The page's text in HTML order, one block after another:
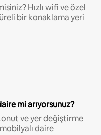
Hızlı wifi ve özel
bir konaklama yeri
mi arıyorsunuz?
ve yer değiştirme
daire